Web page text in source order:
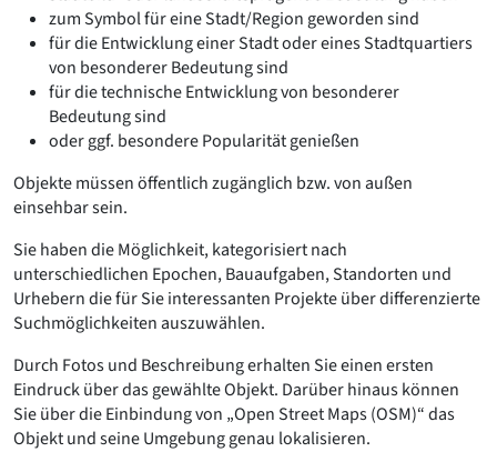
zum Symbol für eine Stadt/Region geworden sind
für die Entwicklung einer Stadt oder eines Stadtquartiers
von besonderer Bedeutung sind
für die technische Entwicklung von besonderer
Bedeutung sind
oder ggf. besondere Popularität genießen
Objekte müssen öffentlich zugänglich bzw. von außen
einsehbar sein.
Sie haben die Möglichkeit, kategorisiert nach
unterschiedlichen Epochen, Bauaufgaben, Standorten und
Urhebern die für Sie interessanten Projekte über differenzierte
Suchmöglichkeiten auszuwählen.
Durch Fotos und Beschreibung erhalten Sie einen ersten
Eindruck über das gewählte Objekt. Darüber hinaus können
Sie über die Einbindung von „Open Street Maps (OSM)“ das
Objekt und seine Umgebung genau lokalisieren.